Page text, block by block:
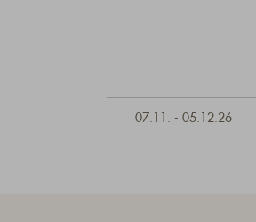
07.11. - 05.12.26